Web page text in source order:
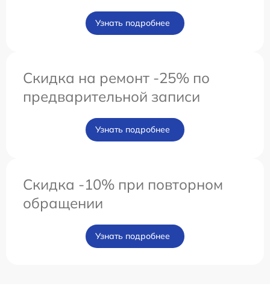
Узнать подробнее
Скидка на ремонт -25% по
предварительной записи
Узнать подробнее
Скидка -10% при повторном
обращении
Узнать подробнее